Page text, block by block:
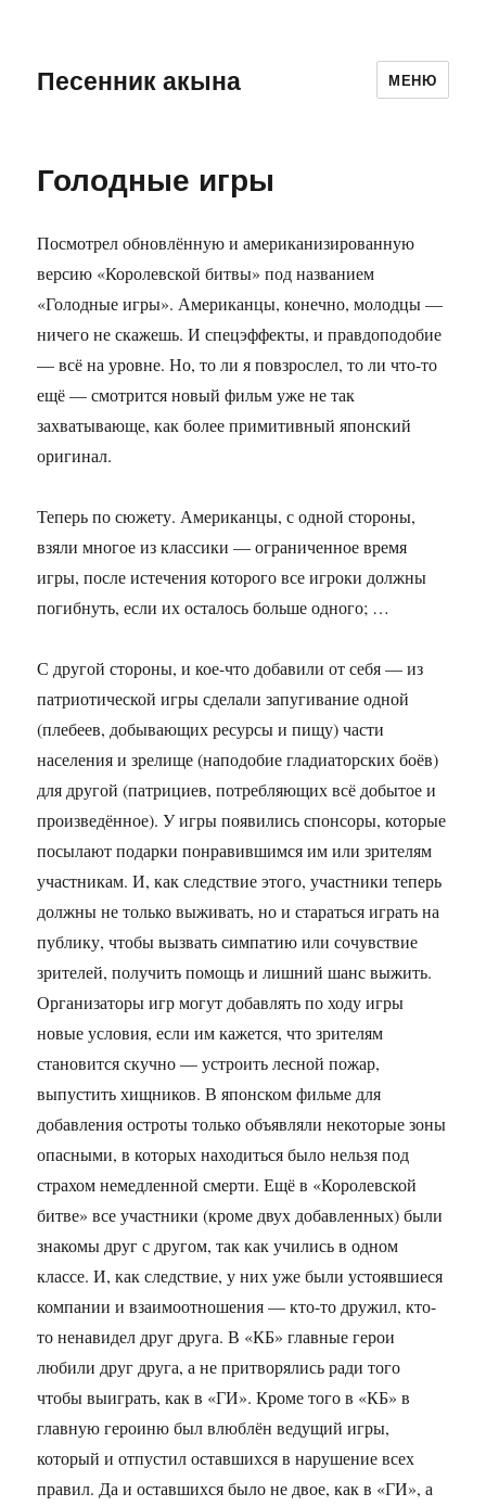
Песенник акына МЕНЮ
Голодные игры
Посмотрел обновлённую и американизированную
версию «Королевской битвы» под названием
«Голодные игры». Американцы, конечно, молодцы —
ничего не скажешь. И спецэффекты, и правдоподобие
— всё на уровне. Но, то ли я повзрослел, то ли что-то
ещё — смотрится новый фильм уже не так
захватывающе, как более примитивный японский
оригинал.
Теперь по сюжету. Американцы, с одной стороны,
взяли многое из классики — ограниченное время
игры, после истечения которого все игроки должны
погибнуть, если их осталось больше одного; …
С другой стороны, и кое-что добавили от себя — из
патриотической игры сделали запугивание одной
(плебеев, добывающих ресурсы и пищу) части
населения и зрелище (наподобие гладиаторских боёв)
для другой (патрициев, потребляющих всё добытое и
произведённое). У игры появились спонсоры, которые
посылают подарки понравившимся им или зрителям
участникам. И, как следствие этого, участники теперь
должны не только выживать, но и стараться играть на
публику, чтобы вызвать симпатию или сочувствие
зрителей, получить помощь и лишний шанс выжить.
Организаторы игр могут добавлять по ходу игры
новые условия, если им кажется, что зрителям
становится скучно — устроить лесной пожар,
выпустить хищников. В японском фильме для
добавления остроты только объявляли некоторые зоны
опасными, в которых находиться было нельзя под
страхом немедленной смерти. Ещё в «Королевской
битве» все участники (кроме двух добавленных) были
знакомы друг с другом, так как учились в одном
классе. И, как следствие, у них уже были устоявшиеся
компании и взаимоотношения — кто-то дружил, кто-
то ненавидел друг друга. В «КБ» главные герои
любили друг друга, а не притворялись ради того
чтобы выиграть, как в «ГИ». Кроме того в «КБ» в
главную героиню был влюблён ведущий игры,
который и отпустил оставшихся в нарушение всех
правил. Да и оставшихся было не двое, как в «ГИ», а